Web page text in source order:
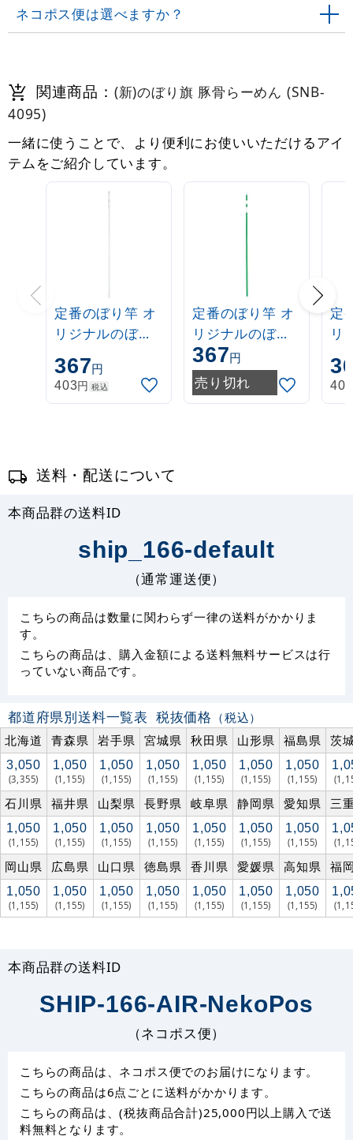
ネコポス便は選べますか？
関連商品： (新)のぼり旗 豚骨らーめん (SNB-
4095)
一緒に使うことで、より便利にお使いいただけるアイ
テムをご紹介しています。
定番のぼり竿 オ
リジナルのぼり
ポール 1.6～3m
伸縮式 白
(30537***)
367円
403円 税込
定番のぼり竿 オ
リジナルのぼり
ポール 1.6～3m
伸縮式 緑
(30537GRN)
367円
売り切れ
定
リ
ポ
伸
403
送料・配送について
本商品群の送料ID
ship_166-default
（通常運送便）
こちらの商品は数量に関わらず一律の送料がかかりま
す。
こちらの商品は、購入金額による送料無料サービスは行
っていない商品です。
都道府県別送料一覧表 税抜価格 （税込）
北海道
青森県 岩手県 宮城県 秋田県 山形県 福島県 茨
3,050
(3,355)
1,050
(1,155)
1,050
(1,155)
1,050
(1,155)
1,050
(1,155)
1,050
(1,155)
1,050
(1,155)
石川県 福井県 山梨県 長野県 岐阜県 静岡県 愛知県 三
1,050
(1,155)
1,050
(1,155)
1,050
(1,155)
1,050
(1,155)
1,050
(1,155)
1,050
(1,155)
1,050
(1,155)
岡山県 広島県 山口県 徳島県 香川県 愛媛県 高知県 福
1,050
(1,155)
1,050
(1,155)
1,050
(1,155)
1,050
(1,155)
1,050
(1,155)
1,050
(1,155)
1,050
(1,155)
本商品群の送料ID
SHIP-166-AIR-NekoPos
（ネコポス便）
こちらの商品は、ネコポス便でのお届けになります。
こちらの商品は6点ごとに送料がかかります。
こちらの商品は、(税抜商品合計)25,000円以上購入で送
料無料となります。